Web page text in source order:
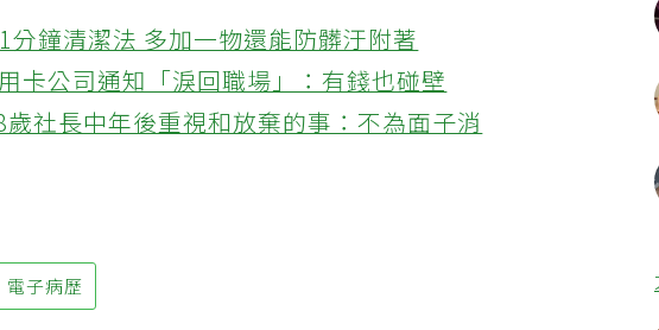
鐘清潔法 多加一物還能防髒汙附著
卡公司通知「淚回職場」：有錢也碰壁
社長中年後重視和放棄的事：不為面子消
電子病歷